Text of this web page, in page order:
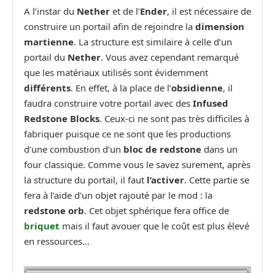
A l’instar du Nether et de l’Ender, il est nécessaire de
construire un portail afin de rejoindre la dimension
martienne. La structure est similaire à celle d’un
portail du Nether. Vous avez cependant remarqué
que les matériaux utilisés sont évidemment
différents. En effet, à la place de l’obsidienne, il
faudra construire votre portail avec des Infused
Redstone Blocks. Ceux-ci ne sont pas très difficiles à
fabriquer puisque ce ne sont que les productions
d’une combustion d’un bloc de redstone dans un
four classique. Comme vous le savez surement, après
la structure du portail, il faut l’activer. Cette partie se
fera à l’aide d’un objet rajouté par le mod : la
redstone orb. Cet objet sphérique fera office de
briquet mais il faut avouer que le coût est plus élevé
en ressources…